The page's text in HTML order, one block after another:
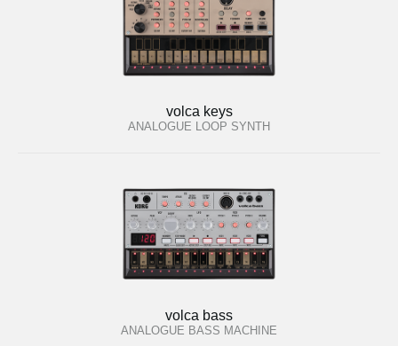
volca keys
ANALOGUE LOOP SYNTH
volca bass
ANALOGUE BASS MACHINE